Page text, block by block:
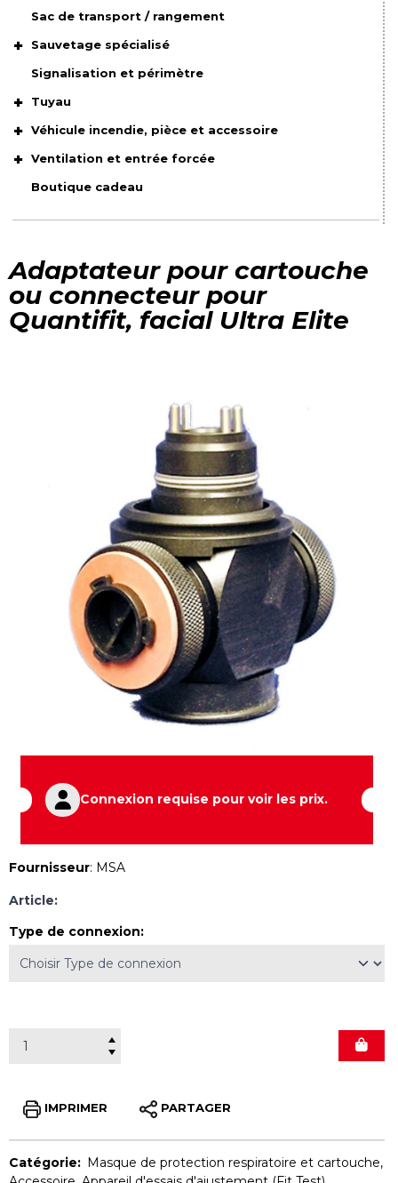
Sac de transport / rangement
Sauvetage spécialisé
Signalisation et périmètre
Tuyau
Véhicule incendie, pièce et accessoire
Ventilation et entrée forcée
Boutique cadeau
Adaptateur pour cartouche
ou connecteur pour
Quantifit, facial Ultra Elite
Connexion requise pour voir les prix.
Fournisseur: MSA
Article:
Type de connexion:
IMPRIMER PARTAGER
Catégorie: Masque de protection respiratoire et cartouche,